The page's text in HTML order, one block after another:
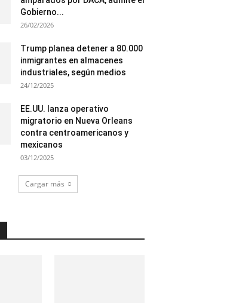
Gobierno...
26/02/2026
Trump planea detener a 80.000
inmigrantes en almacenes
industriales, según medios
24/12/2025
EE.UU. lanza operativo
migratorio en Nueva Orleans
contra centroamericanos y
mexicanos
03/12/2025
Cargar más